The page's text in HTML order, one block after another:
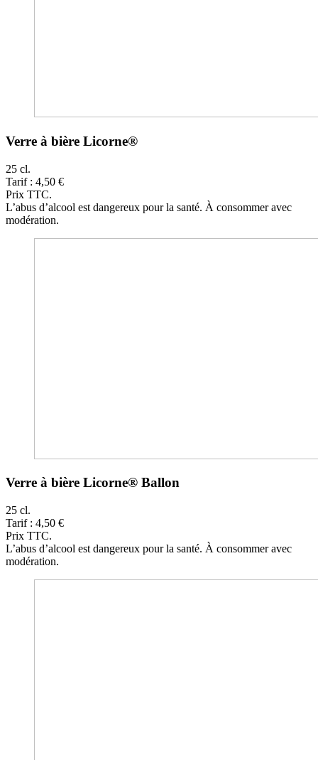
Verre à bière Licorne®
25 cl.
Tarif : 4,50 €
Prix TTC.
L’abus d’alcool est dangereux pour la santé. À consommer avec
modération.
Verre à bière Licorne® Ballon
25 cl.
Tarif : 4,50 €
Prix TTC.
L’abus d’alcool est dangereux pour la santé. À consommer avec
modération.